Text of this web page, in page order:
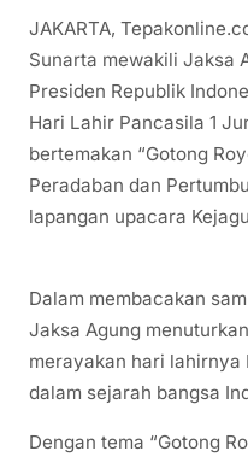
JAKARTA,
Sunarta mewakili Jaksa
Presiden Republik
Hari Lahir Pancasila 1
bertemakan “Gotong
Peradaban dan
lapangan upacara
Dalam membacakan
Jaksa Agung
merayakan hari lahirnya
dalam sejarah bangsa
Dengan tema “Gotong